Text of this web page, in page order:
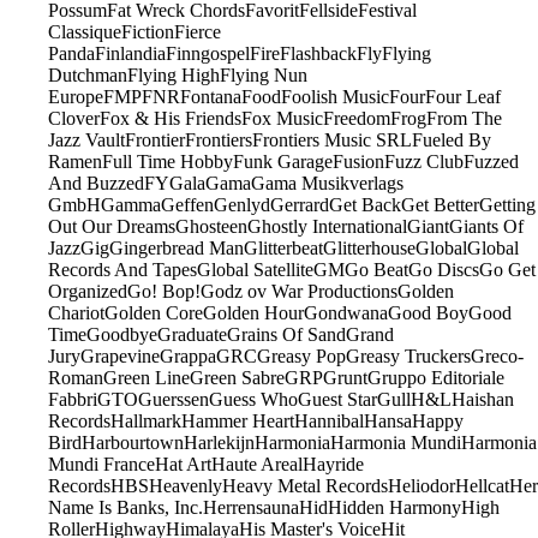
PossumFat Wreck ChordsFavoritFellsideFestival
ClassiqueFictionFierce
PandaFinlandiaFinngospelFireFlashbackFlyFlying
DutchmanFlying HighFlying Nun
EuropeFMPFNRFontanaFoodFoolish MusicFourFour Leaf
CloverFox & His FriendsFox MusicFreedomFrogFrom The
Jazz VaultFrontierFrontiersFrontiers Music SRLFueled By
RamenFull Time HobbyFunk GarageFusionFuzz ClubFuzzed
And BuzzedFYGalaGamaGama Musikverlags
GmbHGammaGeffenGenlydGerrardGet BackGet BetterGetting
Out Our DreamsGhosteenGhostly InternationalGiantGiants Of
JazzGigGingerbread ManGlitterbeatGlitterhouseGlobalGlobal
Records And TapesGlobal SatelliteGMGo BeatGo DiscsGo Get
OrganizedGo! Bop!Godz ov War ProductionsGolden
ChariotGolden CoreGolden HourGondwanaGood BoyGood
TimeGoodbyeGraduateGrains Of SandGrand
JuryGrapevineGrappaGRCGreasy PopGreasy TruckersGreco-
RomanGreen LineGreen SabreGRPGruntGruppo Editoriale
FabbriGTOGuerssenGuess WhoGuest StarGullH&LHaishan
RecordsHallmarkHammer HeartHannibalHansaHappy
BirdHarbourtownHarlekijnHarmoniaHarmonia MundiHarmonia
Mundi FranceHat ArtHaute ArealHayride
RecordsHBSHeavenlyHeavy Metal RecordsHeliodorHellcatHer
Name Is Banks, Inc.HerrensaunaHidHidden HarmonyHigh
RollerHighwayHimalayaHis Master's VoiceHit